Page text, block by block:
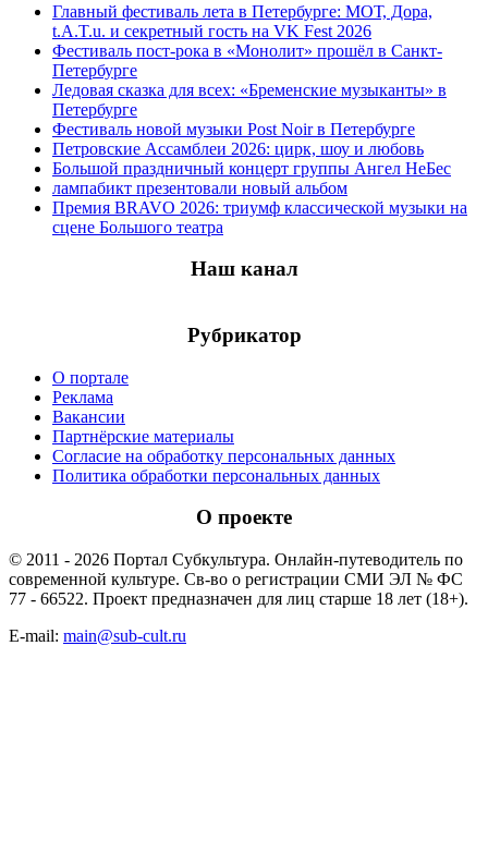
Главный фестиваль лета в Петербурге: МОТ, Дора,
t.A.T.u. и секретный гость на VK Fest 2026
Фестиваль пост-рока в «Монолит» прошёл в Санкт-
Петербурге
Ледовая сказка для всех: «Бременские музыканты» в
Петербурге
Фестиваль новой музыки Post Noir в Петербурге
Петровские Ассамблеи 2026: цирк, шоу и любовь
Большой праздничный концерт группы Ангел НеБес
лампабикт презентовали новый альбом
Премия BRAVO 2026: триумф классической музыки на
сцене Большого театра
Наш канал
Рубрикатор
О портале
Реклама
Вакансии
Партнёрские материалы
Согласие на обработку персональных данных
Политика обработки персональных данных
О проекте
© 2011 - 2026 Портал Субкультура. Онлайн-путеводитель по
современной культуре. Св-во о регистрации СМИ ЭЛ № ФС
77 - 66522. Проект предназначен для лиц старше 18 лет (18+).
E-mail: main@sub-cult.ru